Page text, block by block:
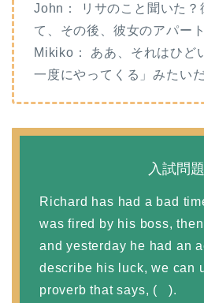
John： リサのこと聞いた？
て、その後、彼女のアパー
Mikiko： ああ、それはひど
一度にやってくる」みたいだ
入試問題
Richard has had a bad
was fired by his boss,
and yesterday he had an
describe his luck, we can
proverb that says, ( ).